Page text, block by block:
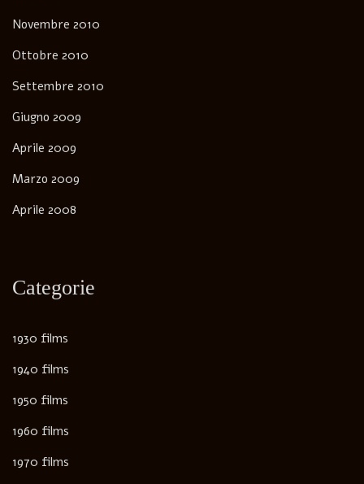
Novembre 2010
Ottobre 2010
Settembre 2010
Giugno 2009
Aprile 2009
Marzo 2009
Aprile 2008
Categorie
1930 films
1940 films
1950 films
1960 films
1970 films